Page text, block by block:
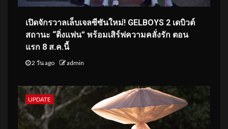
เปิดจักรวาลเล็บเจลซีซันใหม่! GELBOYS 2 เดบิวต์
สถานะ “ติ่งแฟน” พร้อมเสิร์ฟความคลั่งรัก ตอน
แรก 8 ส.ค.นี้
2 วัน ago admin
UPDATE